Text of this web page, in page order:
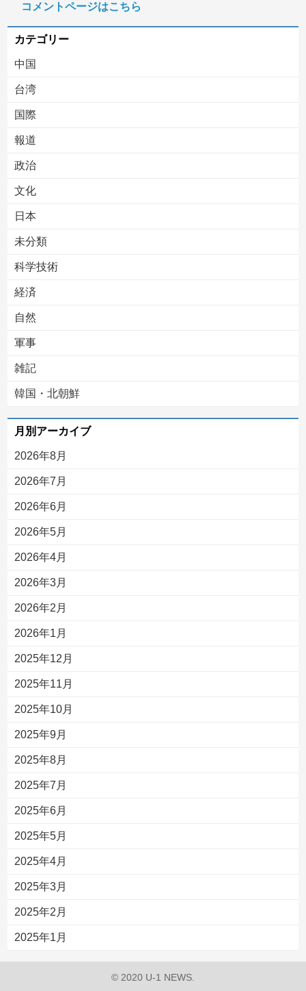
【移民政策反対】イオンの売り場で唐揚げを食う中国人の子供
コメントページはこちら
カテゴリー
中国
台湾
国際
報道
政治
文化
日本
未分類
科学技術
経済
自然
軍事
雑記
韓国・北朝鮮
月別アーカイブ
2026年8月
2026年7月
2026年6月
2026年5月
2026年4月
2026年3月
2026年2月
2026年1月
2025年12月
2025年11月
2025年10月
2025年9月
2025年8月
2025年7月
2025年6月
2025年5月
2025年4月
2025年3月
2025年2月
2025年1月
© 2020 U-1 NEWS.